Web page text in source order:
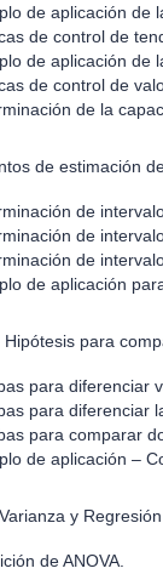
de aplicación de
de control de
de aplicación de
de control de
de la
de estimación
de
de
de
de aplicación
Hipótesis para
para diferenciar
para diferenciar
para comparar
de aplicación –
y
de ANOVA.